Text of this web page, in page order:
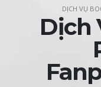
DỊCH VỤ
Dịch